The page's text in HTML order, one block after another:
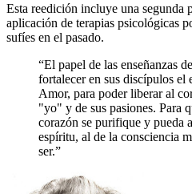
Esta reedición incluye una segunda
aplicación de terapias psicológicas
sufíes en el pasado.
“El papel de las enseñanzas
fortalecer en sus discípulos el
Amor, para poder liberar al
"yo" y de sus pasiones. Para
corazón se purifique y pueda
espíritu, al de la consciencia
ser.”